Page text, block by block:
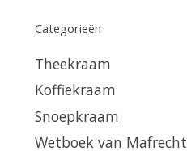
Categorieën
Theekraam
Koffiekraam
Snoepkraam
Wetboek van Mafrecht